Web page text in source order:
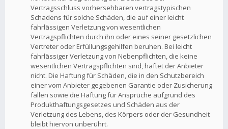
Vertragsschluss vorhersehbaren vertragstypischen
Schadens für solche Schäden, die auf einer leicht
fahrlässigen Verletzung von wesentlichen
Vertragspflichten durch ihn oder eines seiner gesetzlichen
Vertreter oder Erfüllungsgehilfen beruhen. Bei leicht
fahrlässiger Verletzung von Nebenpflichten, die keine
wesentlichen Vertragspflichten sind, haftet der Anbieter
nicht. Die Haftung für Schäden, die in den Schutzbereich
einer vom Anbieter gegebenen Garantie oder Zusicherung
fallen sowie die Haftung für Ansprüche aufgrund des
Produkthaftungsgesetzes und Schäden aus der
Verletzung des Lebens, des Körpers oder der Gesundheit
bleibt hiervon unberührt.